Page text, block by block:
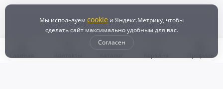
Мы используем cookie и Яндекс.Метрику, чтобы
сделать сайт максимально удобным для вас.
Согласен